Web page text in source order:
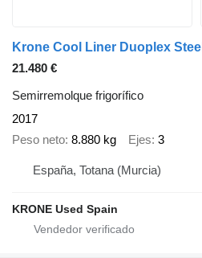
Krone Cool Liner Duoplex Steel
21.480 €
Semirremolque frigorífico
2017
Peso neto 8.880 kg Ejes 3
España, Totana (Murcia)
KRONE Used Spain